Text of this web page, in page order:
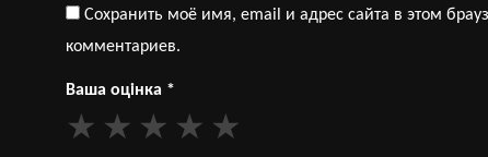
Сохранить моё имя, email и адрес сайта в этом
комментариев.
Ваша оцінка *